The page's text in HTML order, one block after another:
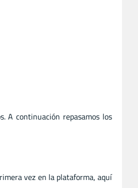
A continuación repasamos los
vez en la plataforma, aquí